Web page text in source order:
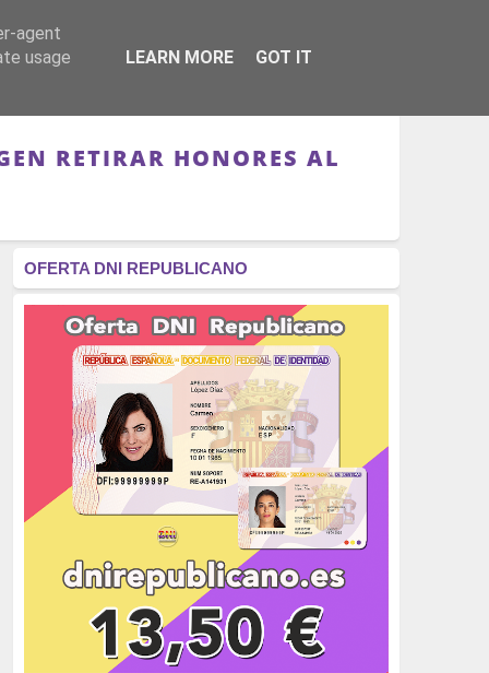
RÉGIMEN - MONARQUÍA
RETIRAR HONORES AL
OFERTA DNI REPUBLICANO
agent
usage
LEARN MORE GOT IT